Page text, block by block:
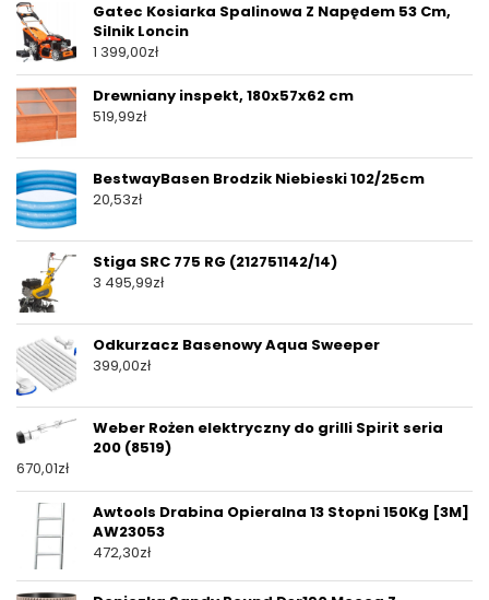
Gatec Kosiarka Spalinowa Z Napędem 53 Cm,
Silnik Loncin
1 399,00zł
Drewniany inspekt, 180x57x62 cm
519,99zł
BestwayBasen Brodzik Niebieski 102/25cm
20,53zł
Stiga SRC 775 RG (212751142/14)
3 495,99zł
Odkurzacz Basenowy Aqua Sweeper
399,00zł
Weber Rożen elektryczny do grilli Spirit seria
200 (8519)
670,01zł
Awtools Drabina Opieralna 13 Stopni 150Kg [3M]
AW23053
472,30zł